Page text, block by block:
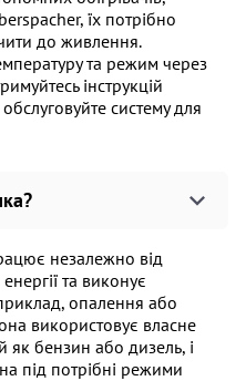
їх потрібно
до живлення.
та режим через
інструкцій
систему для
незалежно від
та виконує
опалення або
використовує власне
як бензин або дизель, і
під потрібні режими